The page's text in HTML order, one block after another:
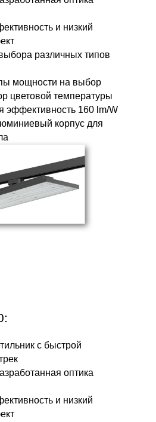
и низкий
различных типов
мощности на выбор
цветовой температуры
эффективность 160 lm/W
корпус для
с быстрой
оптика
и низкий